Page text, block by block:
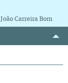
João Carreira Bom